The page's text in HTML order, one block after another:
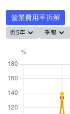
營業費用率拆解
近5年 季報